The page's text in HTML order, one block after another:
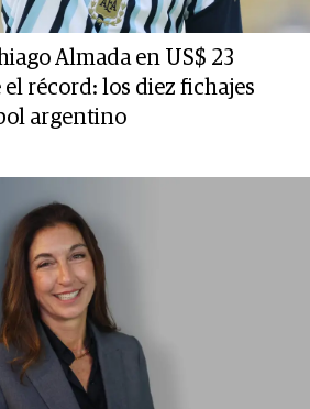
Almada en US$ 23
récord: los diez fichajes
argentino